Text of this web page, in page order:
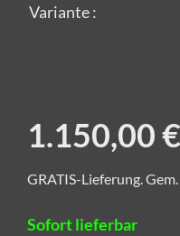
Variante :
1.150,00 €
GRATIS-Lieferung.
Sofort lieferbar